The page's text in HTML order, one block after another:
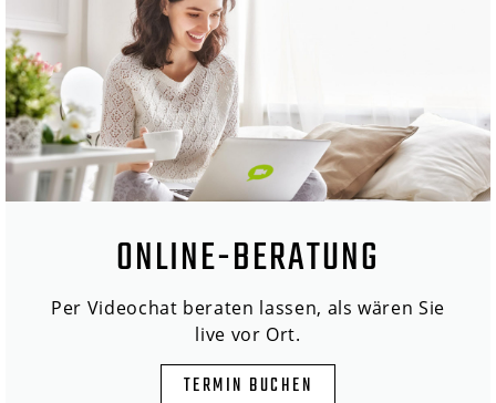
ONLINE-BERATUNG
Per Videochat beraten lassen, als wären Sie
live vor Ort.
TERMIN BUCHEN